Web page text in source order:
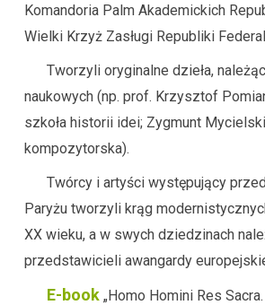
Komandoria Palm Akademickich
Wielki Krzyż Zasługi Republiki
Tworzyli oryginalne dzieła,
naukowych (np. prof. Krzysztof
szkoła historii idei; Zygmunt
kompozytorska).
Twórcy i artyści występujący
Paryżu tworzyli krąg
XX wieku, a w swych dziedzinach
przedstawicieli awangardy
E-book „Homo Homini Res